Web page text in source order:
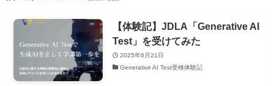
【体験記】JDLA「Generative AI
Test」を受けてみた
2025年6月21日
Generative AI Test受検体験記